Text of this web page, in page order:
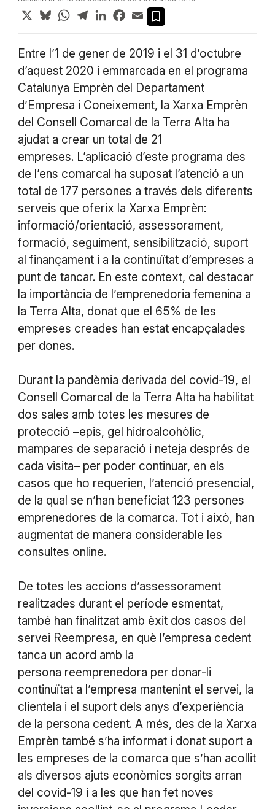
X BlueskyWhatsApp
TelegramLinkedInFacebook
Email
Entre l’1 de gener de 2019 i el 31 d’octubre
d’aquest 2020 i emmarcada en el programa
Catalunya Emprèn del Departament
d’Empresa i Coneixement, la Xarxa Emprèn
del Consell Comarcal de la Terra Alta ha
ajudat a crear un total de 21
empreses. L’aplicació d’este programa des
de l’ens comarcal ha suposat l’atenció a un
total de 177 persones a través dels diferents
serveis que oferix la Xarxa Emprèn:
informació/orientació, assessorament,
formació, seguiment, sensibilització, suport
al finançament i a la continuïtat d’empreses a
punt de tancar. En este context, cal destacar
la importància de l’emprenedoria femenina a
la Terra Alta, donat que el 65% de les
empreses creades han estat encapçalades
per dones.
Durant la pandèmia derivada del covid-19, el
Consell Comarcal de la Terra Alta ha habilitat
dos sales amb totes les mesures de
protecció –epis, gel hidroalcohòlic,
mampares de separació i neteja després de
cada visita– per poder continuar, en els
casos que ho requerien, l’atenció presencial,
de la qual se n’han beneficiat 123 persones
emprenedores de la comarca. Tot i això, han
augmentat de manera considerable les
consultes online.
De totes les accions d’assessorament
realitzades durant el període esmentat,
també han finalitzat amb èxit dos casos del
servei Reempresa, en què l’empresa cedent
tanca un acord amb la
persona reemprenedora per donar-li
continuïtat a l’empresa mantenint el servei, la
clientela i el suport dels anys d’experiència
de la persona cedent. A més, des de la Xarxa
Emprèn també s’ha informat i donat suport a
les empreses de la comarca que s’han acollit
als diversos ajuts econòmics sorgits arran
del covid-19 i a les que han fet noves